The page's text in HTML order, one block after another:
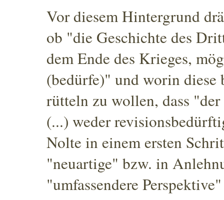
Vor diesem Hintergrund
ob "die Geschichte des
dem Ende des Krieges,
(bedürfe)" und worin diese
rütteln zu wollen, dass
(...) weder
Nolte in einem ersten
"neuartige" bzw. in
"umfassendere Perspektive"